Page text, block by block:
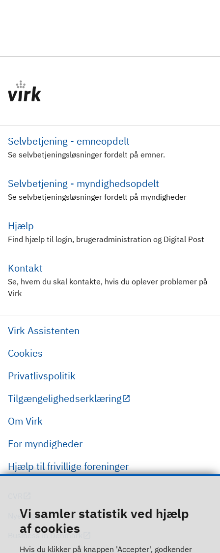
Vi samler statistik ved hjælp
af cookies
Hvis du klikker på knappen 'Accepter', godkender
Selvbetjening - emneopdelt
Se selvbetjeningsløsninger fordelt på emner.
Selvbetjening - myndighedsopdelt
Se selvbetjeningsløsninger fordelt på myndigheder
Hjælp
Find hjælp til login, brugeradministration og Digital Post
Kontakt
Se, hvem du skal kontakte, hvis du oplever problemer på
Virk
Virk Assistenten
Cookies
Privatlivspolitik
Tilgængelighedserklæring
Om Virk
For myndigheder
Hjælp til frivillige foreninger
Nye regler
Business in Denmark